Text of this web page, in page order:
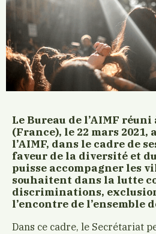
Le Bureau de l’AIMF
(France), le 22 mars 2021,
l’AIMF, dans le cadre de
faveur de la diversité et
puisse accompagner les
souhaitent dans la lutte
discriminations,
l’encontre de l’ensemble
Dans ce cadre, le Secrétariat